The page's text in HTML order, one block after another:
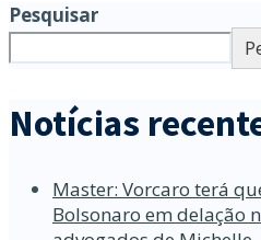
Pesquisar
Notícias
Master: Vorcaro terá
Bolsonaro em delação